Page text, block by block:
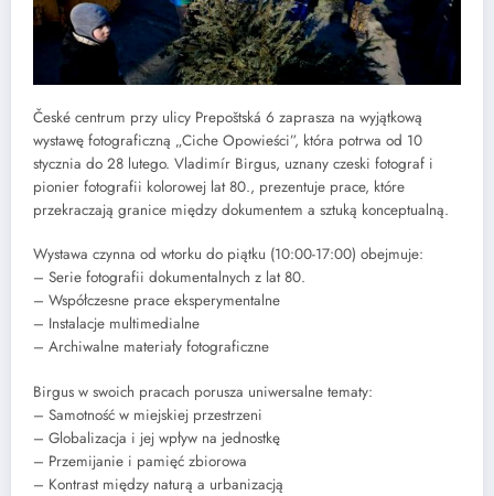
České centrum przy ulicy Prepoštská 6 zaprasza na wyjątkową
wystawę fotograficzną „Ciche Opowieści”, która potrwa od 10
stycznia do 28 lutego. Vladimír Birgus, uznany czeski fotograf i
pionier fotografii kolorowej lat 80., prezentuje prace, które
przekraczają granice między dokumentem a sztuką konceptualną.
Wystawa czynna od wtorku do piątku (10:00-17:00) obejmuje:
– Serie fotografii dokumentalnych z lat 80.
– Współczesne prace eksperymentalne
– Instalacje multimedialne
– Archiwalne materiały fotograficzne
Birgus w swoich pracach porusza uniwersalne tematy:
– Samotność w miejskiej przestrzeni
– Globalizacja i jej wpływ na jednostkę
– Przemijanie i pamięć zbiorowa
– Kontrast między naturą a urbanizacją